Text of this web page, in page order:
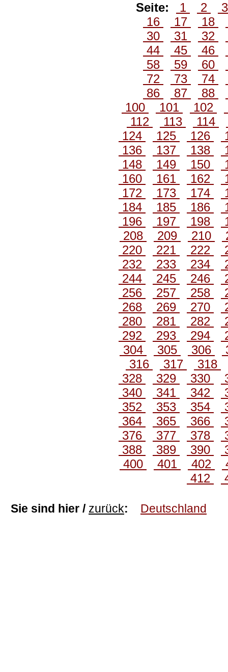
Seite: 1 2
16
17 18
30
31 32
44
45 46
58
59 60
72
73 74
86
87 88
100
101 102
112
113 114
124
125 126
136
137 138
148
149 150
160
161 162
172
173 174
184
185 186
196
197 198
208
209 210
220
221 222
232
233 234
244
245 246
256
257 258
268
269 270
280
281 282
292
293 294
304
305 306
316
317
318
328
329 330
340
341 342
352
353 354
364
365 366
376
377 378
388
389 390
400
401 402
412
Sie sind hier / zurück: Deutschland